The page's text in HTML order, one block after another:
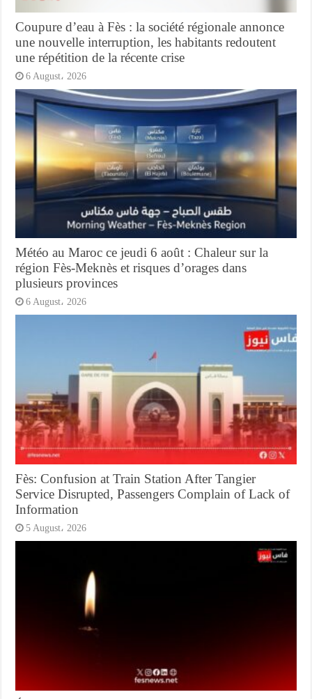
Coupure d’eau à Fès : la société régionale annonce
une nouvelle interruption, les habitants redoutent
une répétition de la récente crise
6 August، 2026
Météo au Maroc ce jeudi 6 août : Chaleur sur la
région Fès-Meknès et risques d’orages dans
plusieurs provinces
6 August، 2026
Fès: Confusion at Train Station After Tangier
Service Disrupted, Passengers Complain of Lack of
Information
5 August، 2026